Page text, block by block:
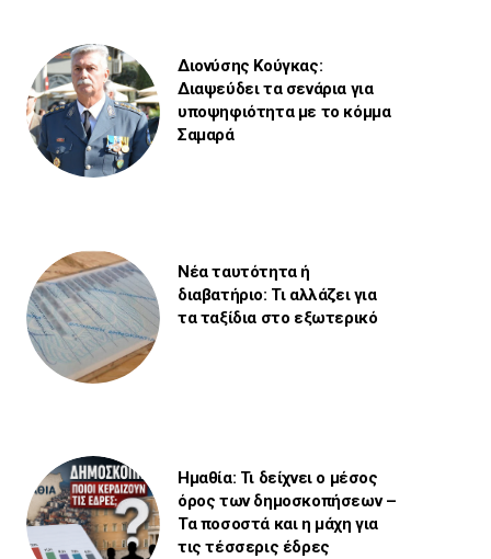
Διονύσης Κούγκας:
Διαψεύδει τα σενάρια για
υποψηφιότητα με το κόμμα
Σαμαρά
Νέα ταυτότητα ή
διαβατήριο: Τι αλλάζει για
τα ταξίδια στο εξωτερικό
Ημαθία: Τι δείχνει ο μέσος
όρος των δημοσκοπήσεων –
Τα ποσοστά και η μάχη για
τις τέσσερις έδρες